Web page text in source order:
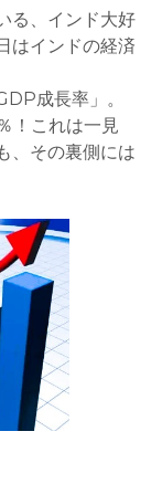
る、インド大好
はインドの経済
成長率」。
！これは一見
、その裏側には